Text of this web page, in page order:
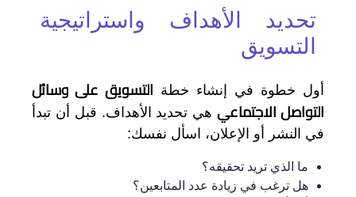
تحديد الأهداف واستراتيجية
التسويق
أول خطوة في إنشاء خطة التسويق على وسائل
التواصل الاجتماعيهي تحديد الأهداف. قبل أن تبدأ
في النشر أو الإعلان، اسأل نفسك:
ما الذي تريد تحقيقه؟
هل ترغب في زيادة عدد المتابعين؟